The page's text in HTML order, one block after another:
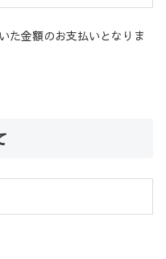
た金額のお支払いとなりま